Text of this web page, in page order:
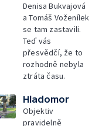
Denisa Bukvajová
a Tomáš Voženílek
se tam zastavili.
Teď vás
přesvědčí, že to
rozhodně nebyla
ztráta času.
Hladomor
Objektiv
pravidelně